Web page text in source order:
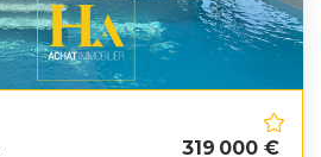
319 000 €